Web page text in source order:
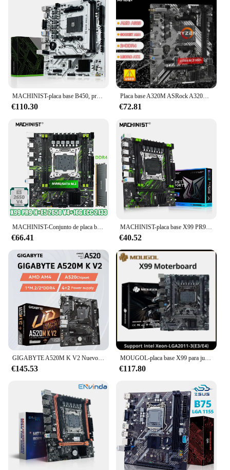
€110.30
Placa base A320M ASRock A320M/AC Socket AM4 compatible con Ryzen 5 5600 5700 PRO 1200 4300G Athlon 220GE cpu M.2 DDR4 32GB Micro ATX
€72.81
€66.41
MACHINIST-placa base X99 PR9, compatible con LGA 2011-3 Intel Xeon E5 V3 y V4 CPU DDR4 RAM SATA/NVME M.2 Slot
€40.52
€145.53 €117.80